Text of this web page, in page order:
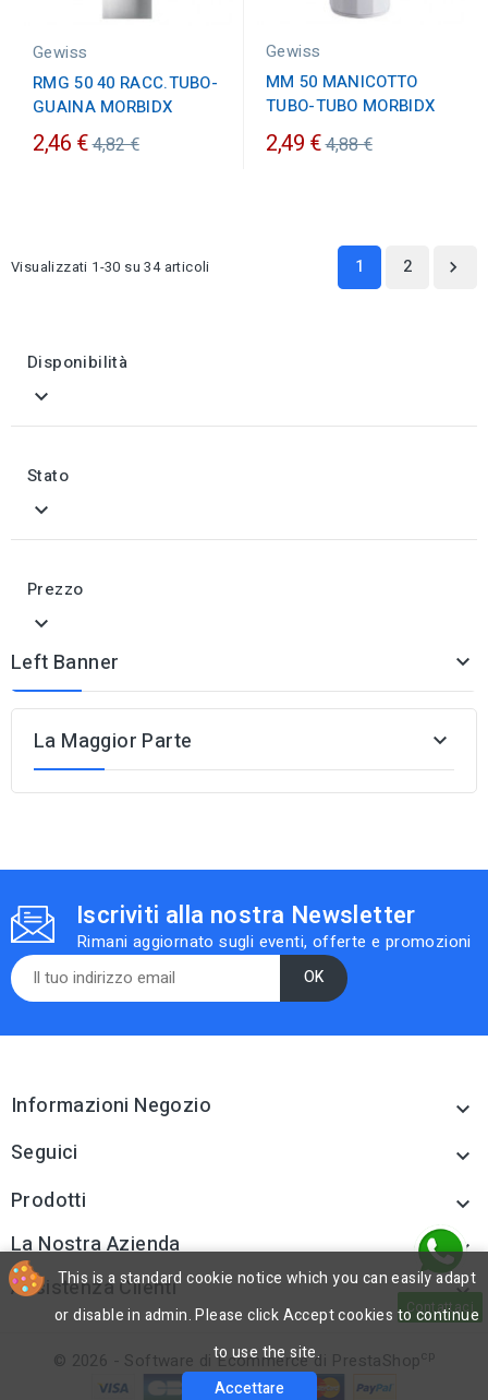
Gewiss
RMG 50 40 RACC.TUBO-
GUAINA MORBIDX
2,46 €Prezzo
4,82 €
Gewiss
MM 50 MANICOTTO
TUBO-TUBO MORBIDX
2,49 €Prezzo
4,88 €
Visualizzati 1-30 su 34 articoli 1 2 
Disponibilità

Stato

Prezzo

Left Banner 
La Maggior Parte 
Iscriviti alla nostra Newsletter
Rimani aggiornato sugli eventi, offerte e promozioni
Informazioni Negozio 
Seguici 
Prodotti 
La Nostra Azienda 
Assistenza Clienti 
This is a standard cookie notice which you can easily adapt
or disable in admin. Please click Accept cookies to continue
to use the site.
Accettare
Contattaci
© 2026 - Software di Ecommerce di PrestaShopcp